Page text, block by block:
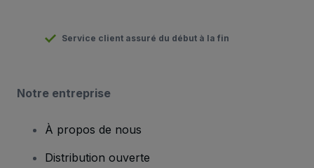
Service client assuré du début à la fin
Notre entreprise
À propos de nous
Distribution ouverte